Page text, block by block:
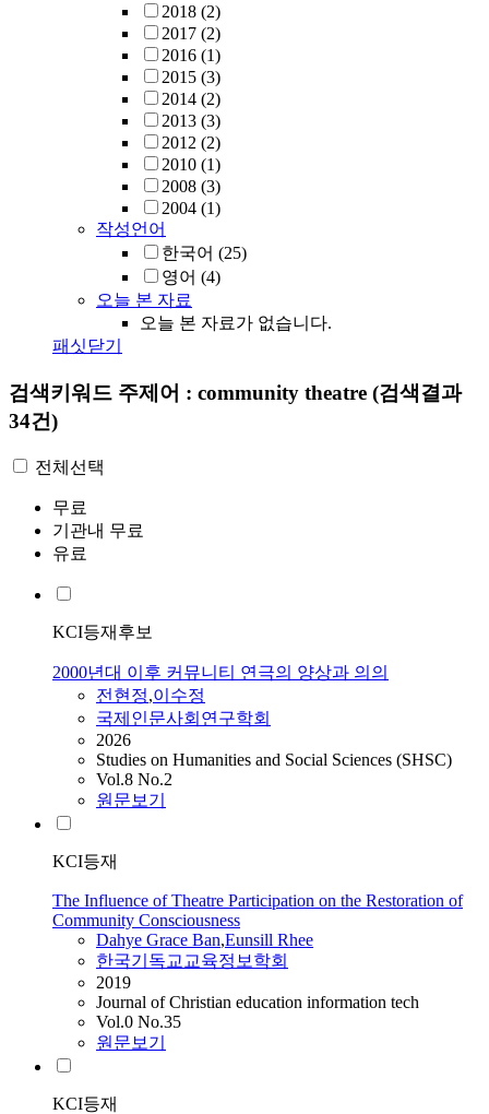
2018 (2)
2017 (2)
2016 (1)
2015 (3)
2014 (2)
2013 (3)
2012 (2)
2010 (1)
2008 (3)
2004 (1)
작성언어
한국어 (25)
영어 (4)
오늘 본 자료
오늘 본 자료가 없습니다.
패싯닫기
검색키워드 주제어 : community theatre (검색결과
34건)
전체선택
무료
기관내 무료
유료
KCI등재후보
2000년대 이후 커뮤니티 연극의 양상과 의의
전현정,이수정
국제인문사회연구학회
2026
Studies on Humanities and Social Sciences (SHSC)
Vol.8 No.2
원문보기
KCI등재
The Influence of Theatre Participation on the Restoration of
Community Consciousness
Dahye Grace Ban,Eunsill Rhee
한국기독교교육정보학회
2019
Journal of Christian education information tech
Vol.0 No.35
원문보기
KCI등재